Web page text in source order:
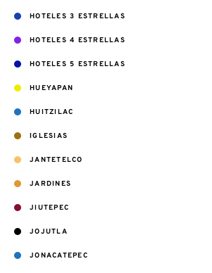
HOTELES 3 ESTRELLAS
HOTELES 4 ESTRELLAS
HOTELES 5 ESTRELLAS
HUEYAPAN
HUITZILAC
IGLESIAS
JANTETELCO
JARDINES
JIUTEPEC
JOJUTLA
JONACATEPEC